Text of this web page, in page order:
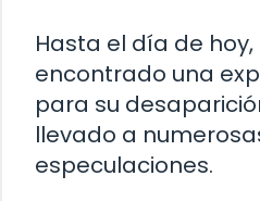
Hasta el día de hoy,
encontrado una
para su
llevado a
especulaciones.